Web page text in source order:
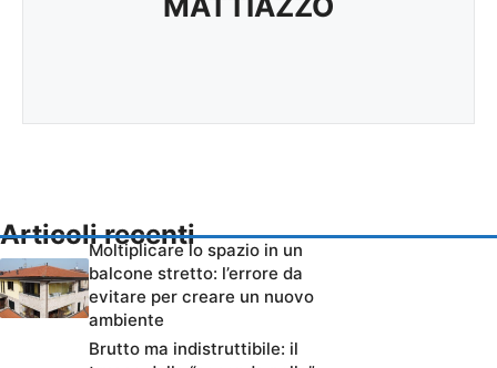
Articoli recenti
Moltiplicare lo spazio in un
balcone stretto: l’errore da
evitare per creare un nuovo
ambiente
Brutto ma indistruttibile: il